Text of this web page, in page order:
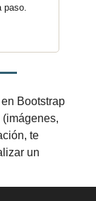
Bootstrap
te
un